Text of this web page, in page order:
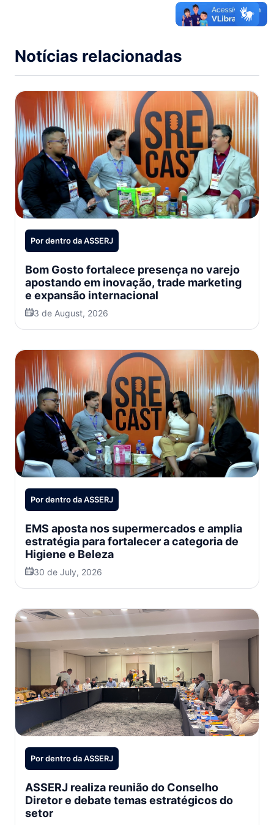
Notícias relacionadas
Por dentro da ASSERJ
Bom Gosto fortalece presença no varejo
apostando em inovação, trade marketing
e expansão internacional
3 de August, 2026
Por dentro da ASSERJ
EMS aposta nos supermercados e amplia
estratégia para fortalecer a categoria de
Higiene e Beleza
30 de July, 2026
Por dentro da ASSERJ
ASSERJ realiza reunião do Conselho
Diretor e debate temas estratégicos do
setor